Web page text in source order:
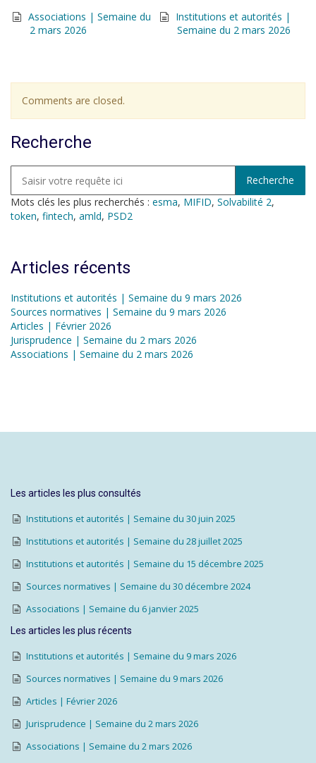
Associations | Semaine du
2 mars 2026
Institutions et autorités |
Semaine du 2 mars 2026
Comments are closed.
Recherche
Mots clés les plus recherchés : esma, MIFID, Solvabilité 2,
token, fintech, amld, PSD2
Articles récents
Institutions et autorités | Semaine du 9 mars 2026
Sources normatives | Semaine du 9 mars 2026
Articles | Février 2026
Jurisprudence | Semaine du 2 mars 2026
Associations | Semaine du 2 mars 2026
Les articles les plus consultés
Institutions et autorités | Semaine du 30 juin 2025
Institutions et autorités | Semaine du 28 juillet 2025
Institutions et autorités | Semaine du 15 décembre 2025
Sources normatives | Semaine du 30 décembre 2024
Associations | Semaine du 6 janvier 2025
Les articles les plus récents
Institutions et autorités | Semaine du 9 mars 2026
Sources normatives | Semaine du 9 mars 2026
Articles | Février 2026
Jurisprudence | Semaine du 2 mars 2026
Associations | Semaine du 2 mars 2026